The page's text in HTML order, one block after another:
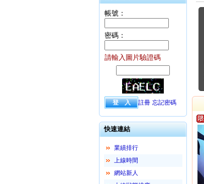
帳號：
密碼：
請輸入圖片驗證碼
註冊 忘記密碼
快速連結
業績排行
上線時間
網站新人